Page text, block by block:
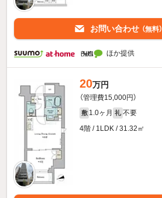
お問い合わせ （無料）
ほか提供
20万円
（管理費15,000円）
敷 1.0ヶ月 礼 不要
4階 / 1LDK / 31.32㎡